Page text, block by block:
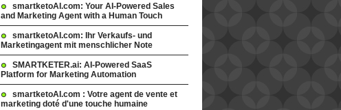
smartketoAI.com: Your AI-Powered Sales
and Marketing Agent with a Human Touch
smartketoAI.com: Ihr Verkaufs- und
Marketingagent mit menschlicher Note
SMARTKETER.ai: AI-Powered SaaS
Platform for Marketing Automation
smartketoAI.com : Votre agent de vente et
marketing doté d'une touche humaine